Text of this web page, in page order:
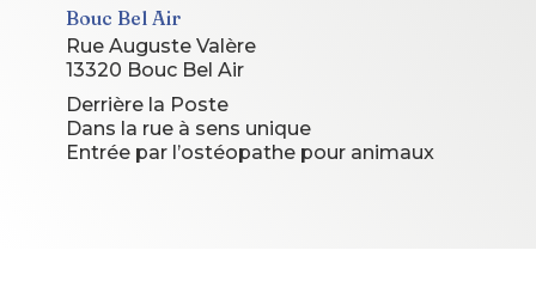
Bouc Bel Air
Rue Auguste Valère
13320 Bouc Bel Air
Derrière la Poste
Dans la rue à sens unique
Entrée par l’ostéopathe pour animaux